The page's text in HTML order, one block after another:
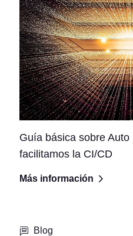
Guía básica sobre
facilitamos la CI/CD
Más información
Blog